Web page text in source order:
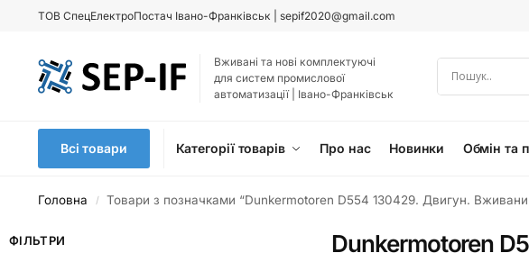
ТОВ СпецЕлектроПостач Івано-Франківськ | sepif2020@gmail.com
Вживані та нові комплектуючі
для систем промислової
автоматизації | Івано-Франківськ
Всі товари Категорії товарів Про нас Новинки Обмін та
Головна / Товари з позначками “Dunkermotoren D554 130429. Двигун.
ФІЛЬТРИ Dunkermotoren